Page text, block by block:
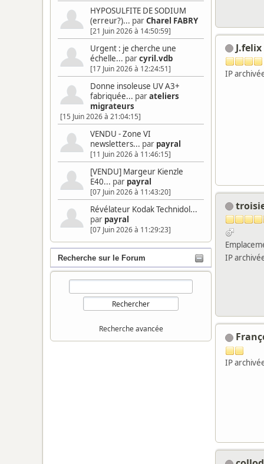
HYPOSULFITE DE SODIUM
(erreur?)... parCharel FABRY
[21 Juin 2026 à 14:50:59]
Urgent : je cherche une
échelle... parcyril.vdb
[17 Juin 2026 à 12:24:51]
Donne insoleuse UV A3+
fabriquée... parateliers
migrateurs
[15 Juin 2026 à 21:04:15]
VENDU - Zone VI
newsletters... par payral
[11 Juin 2026 à 11:46:15]
[VENDU] Margeur Kienzle
E40... par payral
[07 Juin 2026 à 11:43:20]
Révélateur Kodak Technidol...
par payral
[07 Juin 2026 à 11:29:23]
Recherche sur le Forum
Recherche avancée
J.felix
IP
IP
IP